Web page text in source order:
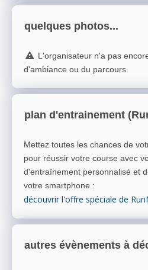
quelques photos...
L'organisateur n'a pas
d'ambiance ou du parcours.
plan d'entrainement
Mettez toutes les chances de
pour réussir votre course avec
d'entraînement personnalisé et
votre smartphone :
découvrir l'offre spéciale de
autres évènements à